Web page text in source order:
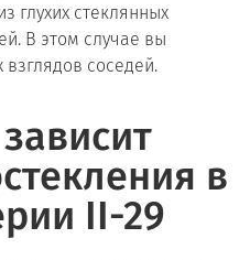
глухих стеклянных
В этом случае вы
соседей.
в
II-29